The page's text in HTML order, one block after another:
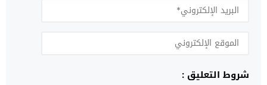
شروط التعليق :